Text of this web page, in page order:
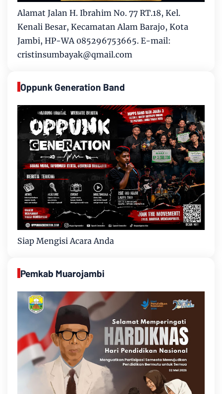
Alamat Jalan H. Ibrahim No. 77 RT.18, Kel.
Kenali Besar, Kecamatan Alam Barajo, Kota
Jambi, HP-WA 085296753665. E-mail:
cristinsumbayak@qmail.com
Oppunk Generation Band
Siap Mengisi Acara Anda
Pemkab Muarojambi